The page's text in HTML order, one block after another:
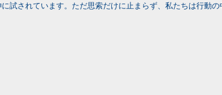
試されています。ただ思索だけに止まらず、私たちは行動